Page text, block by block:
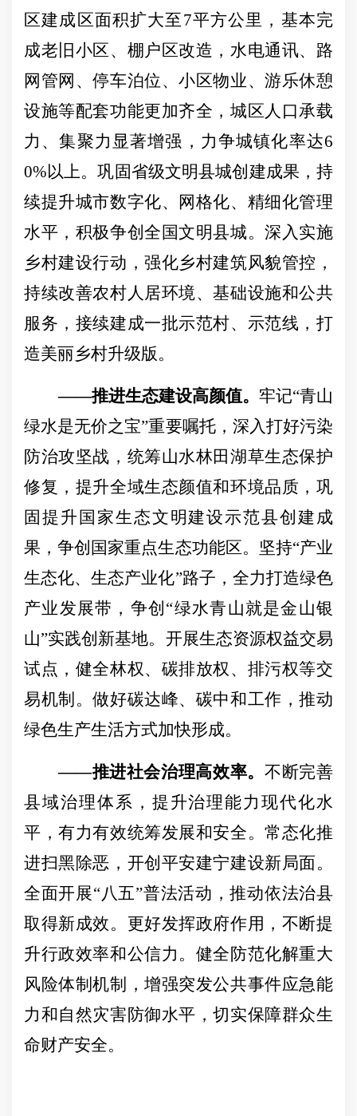
区建成区面积扩大至7平方公里，基本完
成老旧小区、棚户区改造，水电通讯、路
网管网、停车泊位、小区物业、游乐休憩
设施等配套功能更加齐全，城区人口承载
力、集聚力显著增强，力争城镇化率达6
0%以上。巩固省级文明县城创建成果，持
续提升城市数字化、网格化、精细化管理
水平，积极争创全国文明县城。深入实施
乡村建设行动，强化乡村建筑风貌管控，
持续改善农村人居环境、基础设施和公共
服务，接续建成一批示范村、示范线，打
造美丽乡村升级版。
——推进生态建设高颜值。 牢记“青山
绿水是无价之宝”重要嘱托，深入打好污染
防治攻坚战，统筹山水林田湖草生态保护
修复，提升全域生态颜值和环境品质，巩
固提升国家生态文明建设示范县创建成
果，争创国家重点生态功能区。坚持“产业
生态化、生态产业化”路子，全力打造绿色
产业发展带，争创“绿水青山就是金山银
山”实践创新基地。开展生态资源权益交易
试点，健全林权、碳排放权、排污权等交
易机制。做好碳达峰、碳中和工作，推动
绿色生产生活方式加快形成。
——推进社会治理高效率。不断完善
县域治理体系，提升治理能力现代化水
平，有力有效统筹发展和安全。常态化推
进扫黑除恶，开创平安建宁建设新局面。
全面开展“八五”普法活动，推动依法治县
取得新成效。更好发挥政府作用，不断提
升行政效率和公信力。健全防范化解重大
风险体制机制，增强突发公共事件应急能
力和自然灾害防御水平，切实保障群众生
命财产安全。